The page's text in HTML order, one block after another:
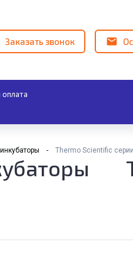
Заказать звонок
оплата
Thermo Scientific